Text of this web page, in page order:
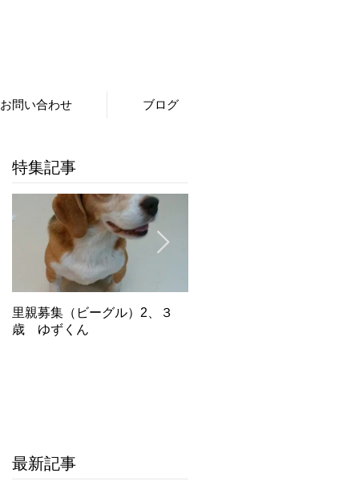
お問い合わせ ブログ
特集記事
里親募集（ビーグル）2、３
歳 ゆずくん
最新記事